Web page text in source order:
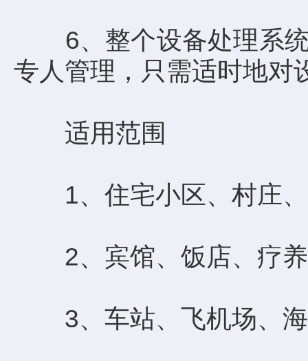
6、整个设备处理系统
专人管理，只需适时地对
适用范围
1、住宅小区、村庄、
2、宾馆、饭店、疗养
3、车站、飞机场、海